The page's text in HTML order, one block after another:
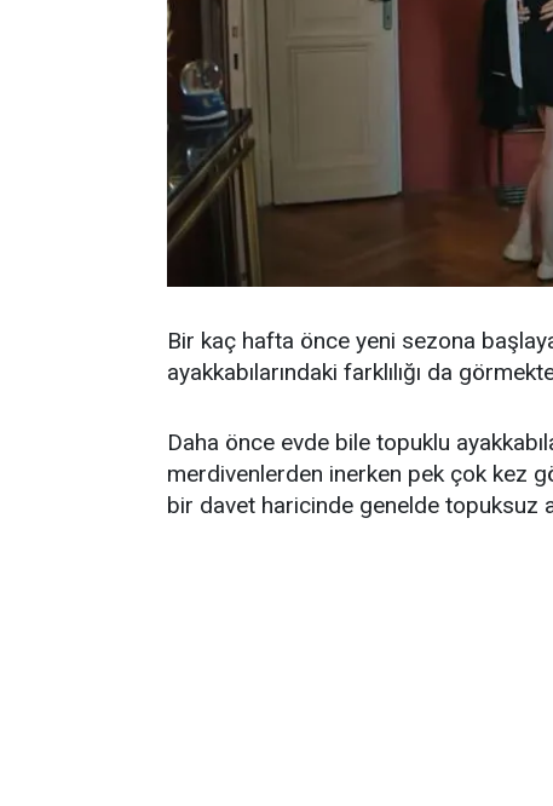
Bir kaç hafta önce yeni sezona
ayakkabılarındaki farklılığı da
Daha önce evde bile topuklu
merdivenlerden inerken pek çok kez
bir davet haricinde genelde topuksuz